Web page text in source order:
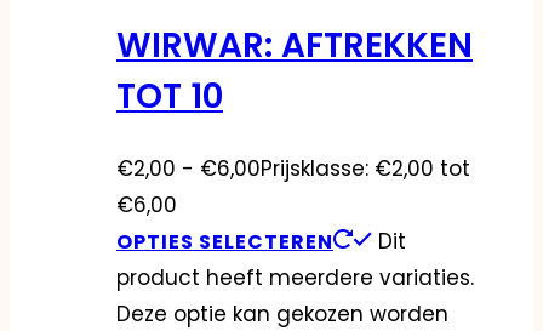
WIRWAR: AFTREKKEN
TOT 10
€2,00 - €6,00Prijsklasse: €2,00 tot
€6,00
OPTIES SELECTEREN
Dit
product heeft meerdere variaties.
Deze optie kan gekozen worden